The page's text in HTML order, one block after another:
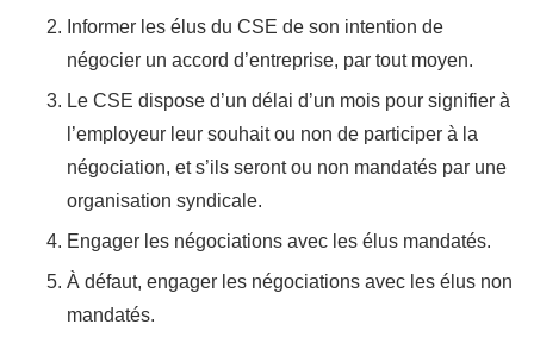
Informer les élus du CSE de son intention de
négocier un accord d’entreprise, par tout moyen.
Le CSE dispose d’un délai d’un mois pour signifier à
l’employeur leur souhait ou non de participer à la
négociation, et s’ils seront ou non mandatés par une
organisation syndicale.
Engager les négociations avec les élus mandatés.
À défaut, engager les négociations avec les élus non
mandatés.